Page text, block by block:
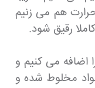
روی حرارت هم می زنیم
رقیق شود.
اضافه می کنیم و
مخلوط شده و